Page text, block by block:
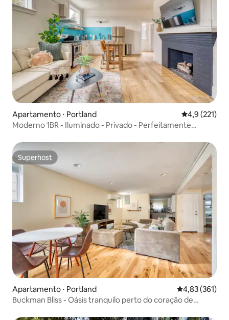
Apartamento ⋅ Portland 4,9 de uma
4,9 (221)
Moderno 1BR - Iluminado - Privado - Perfeitamente
Superhost
Superhost
Apartamento ⋅ Portland 4,83 de uma
4,83 (361)
Buckman Bliss - Oásis tranquilo perto do coração de